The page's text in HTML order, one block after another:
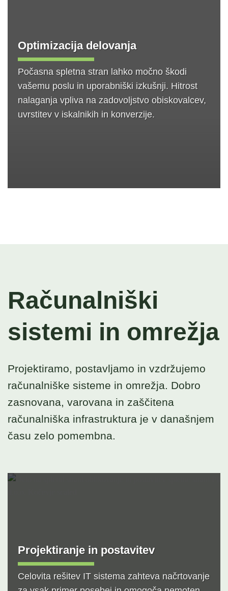
Optimizacija delovanja
Počasna spletna stran lahko močno škodi
vašemu poslu in uporabniški izkušnji. Hitrost
nalaganja vpliva na zadovoljstvo obiskovalcev,
uvrstitev v iskalnikih in konverzije.
Računalniški
sistemi in omrežja
Projektiramo, postavljamo in vzdržujemo
računalniške sisteme in omrežja. Dobro
zasnovana, varovana in zaščitena
računalniška infrastruktura je v današnjem
času zelo pomembna.
Projektiranje in postavitev
Celovita rešitev IT sistema zahteva načrtovanje